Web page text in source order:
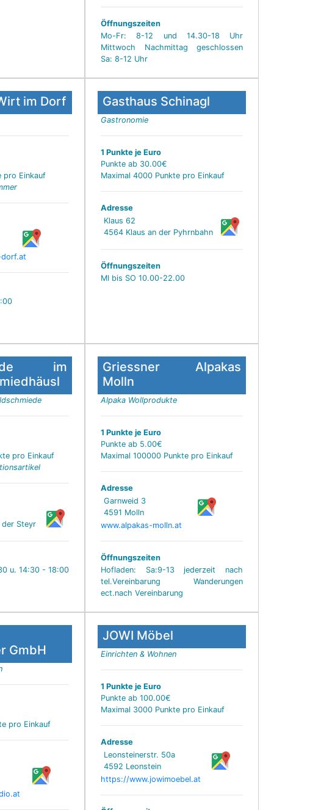
Öffnungszeiten
Mo-Fr: 8-12 und 14.30-18 Uhr
Mittwoch Nachmittag geschlossen
Sa: 8-12 Uhr
im Dorf
pro Einkauf
Gasthaus Schinagl
Gastronomie
1 Punkte je Euro
Punkte ab 30.00€
Maximal 4000 Punkte pro Einkauf
Adresse
Klaus 62
4564 Klaus an der Pyhrnbahn
Öffnungszeiten
MI bis SO 10.00-22.00
im
pro Einkauf
Steyr
u. 14:30 - 18:00
Griessner Alpakas
Molln
Alpaka Wollprodukte
1 Punkte je Euro
Punkte ab 5.00€
Maximal 100000 Punkte pro Einkauf
Adresse
Garnweid 3
4591 Molln
www.alpakas-molln.at
Öffnungszeiten
Hofladen: Sa:9-13 jederzeit nach
tel.Vereinbarung Wanderungen
ect.nach Vereinbarung
GmbH
pro Einkauf
JOWI Möbel
Einrichten & Wohnen
1 Punkte je Euro
Punkte ab 100.00€
Maximal 3000 Punkte pro Einkauf
Adresse
Leonsteinerstr. 50a
4592 Leonstein
https://www.jowimoebel.at